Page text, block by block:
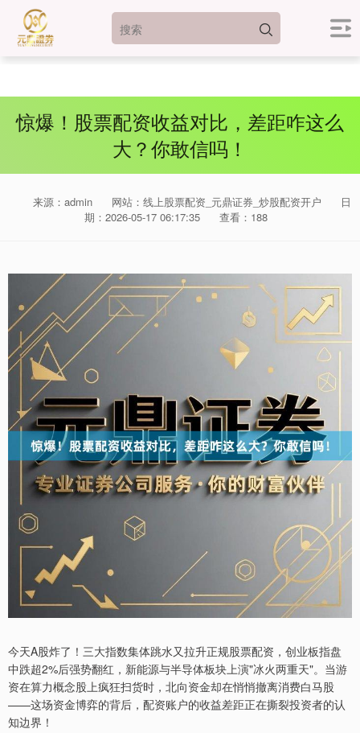
惊爆！股票配资收益对比，差距咋这么
大？你敢信吗！
来源：admin 网站：线上股票配资_元鼎证券_炒股配资开户
日
期：2026-05-17 06:17:35
查看：188
今天A股炸了！三大指数集体跳水又拉升正规股票配资，创业板指盘
中跌超2%后强势翻红，新能源与半导体板块上演"冰火两重天"。当游
资在算力概念股上疯狂扫货时，北向资金却在悄悄撤离消费白马股
——这场资金博弈的背后，配资账户的收益差距正在撕裂投资者的认
知边界！